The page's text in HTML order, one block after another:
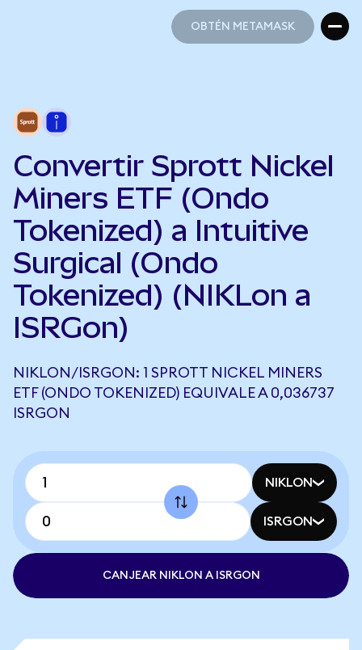
OBTÉN METAMASK
Convertir Sprott Nickel
Miners ETF (Ondo
Tokenized) a Intuitive
Surgical (Ondo
Tokenized) (NIKLon a
ISRGon)
NIKLON/ISRGON: 1 SPROTT NICKEL MINERS
ETF (ONDO TOKENIZED) EQUIVALE A 0,036737
ISRGON
NIKLON
ISRGON
CANJEAR NIKLON A ISRGON